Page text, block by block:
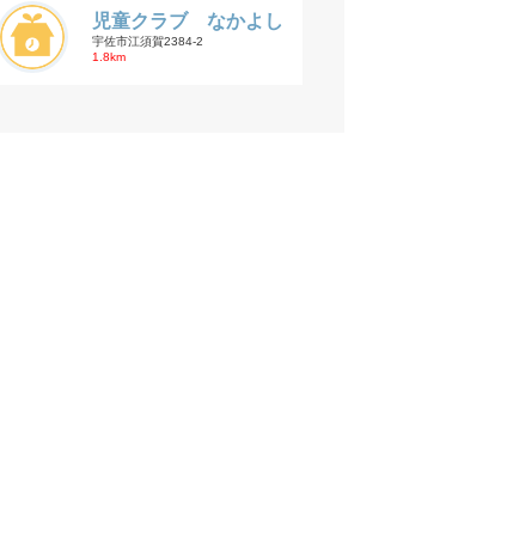
児童クラブ なかよし
宇佐市江須賀2384-2
1.8km